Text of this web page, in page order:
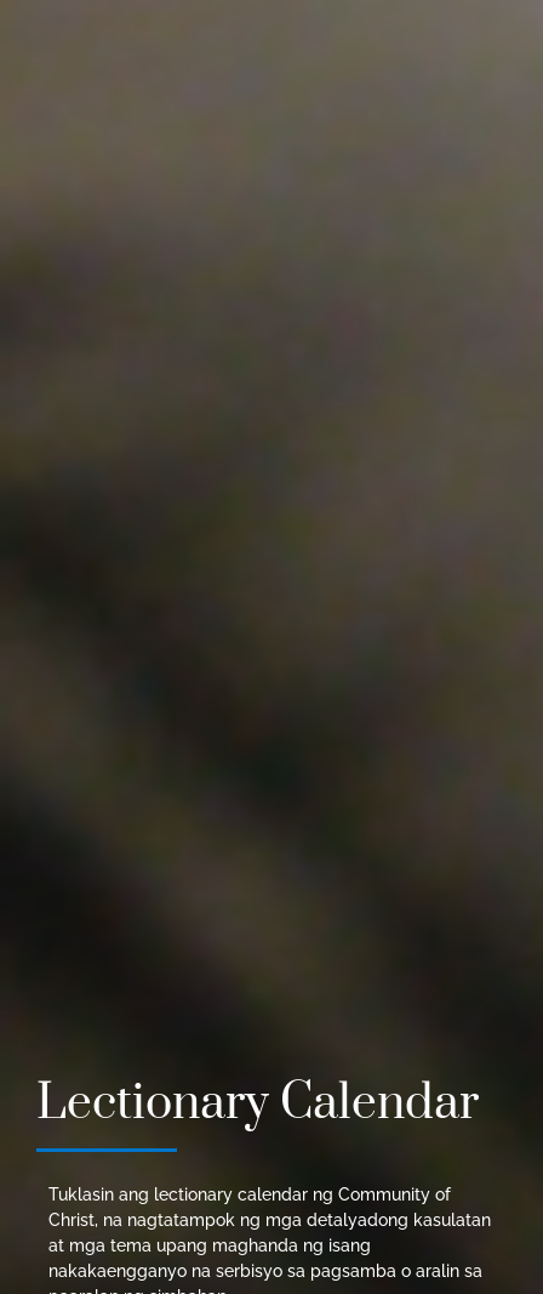
Lectionary Calendar
Tuklasin ang lectionary calendar ng Community of
Christ, na nagtatampok ng mga detalyadong kasulatan
at mga tema upang maghanda ng isang
nakakaengganyo na serbisyo sa pagsamba o aralin sa